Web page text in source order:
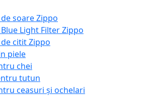
soare Zippo
Light Filter Zippo
citit Zippo
piele
chei
tutun
ceasuri și ochelari